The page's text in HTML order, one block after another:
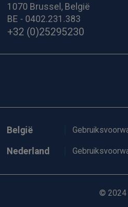
1070 Brussel, België
BE - 0402.231.383
+32 (0)25295230
België
Nederland
© 2024